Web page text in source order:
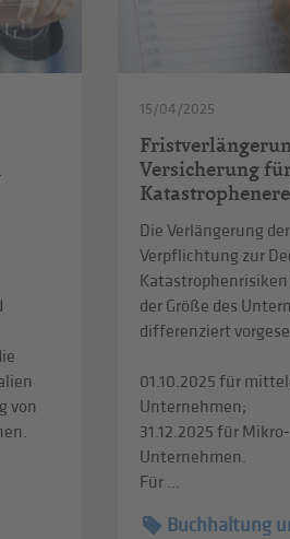
von
15/04/2025
Versicherung
Die Verlängerung der
Verpflichtung zur
der Größe des
differenziert
01.10.2025 für
Unternehmen;
31.12.2025 für
Unternehmen.
Für ...
Buchhaltung